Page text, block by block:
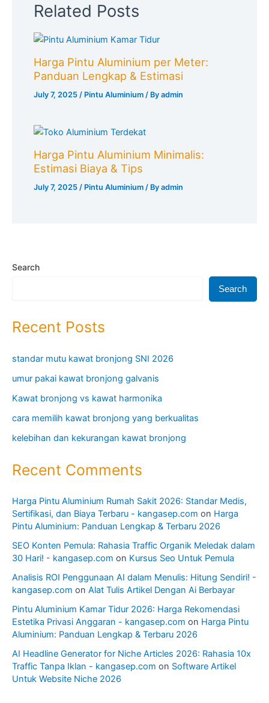
Related Posts
Harga Pintu Aluminium per Meter:
Panduan Lengkap & Estimasi
July 7, 2025/ Pintu Aluminium / Byadmin
Harga Pintu Aluminium Minimalis:
Estimasi Biaya & Tips
July 7, 2025/ Pintu Aluminium / Byadmin
Search
Search
Recent Posts
standar mutu kawat bronjong SNI 2026
umur pakai kawat bronjong galvanis
Kawat bronjong vs kawat harmonika
cara memilih kawat bronjong yang berkualitas
kelebihan dan kekurangan kawat bronjong
Recent Comments
Harga Pintu Aluminium Rumah Sakit 2026: Standar Medis,
Sertifikasi, dan Biaya Terbaru - kangasep.com on Harga
Pintu Aluminium: Panduan Lengkap & Terbaru 2026
SEO Konten Pemula: Rahasia Traffic Organik Meledak dalam
30 Hari! - kangasep.com on Kursus Seo Untuk Pemula
Analisis ROI Penggunaan AI dalam Menulis: Hitung Sendiri! -
kangasep.com on Alat Tulis Artikel Dengan Ai Berbayar
Pintu Aluminium Kamar Tidur 2026: Harga Rekomendasi
Estetika Privasi Anggaran - kangasep.com on Harga Pintu
Aluminium: Panduan Lengkap & Terbaru 2026
AI Headline Generator for Niche Articles 2026: Rahasia 10x
Traffic Tanpa Iklan - kangasep.com on Software Artikel
Untuk Website Niche 2026